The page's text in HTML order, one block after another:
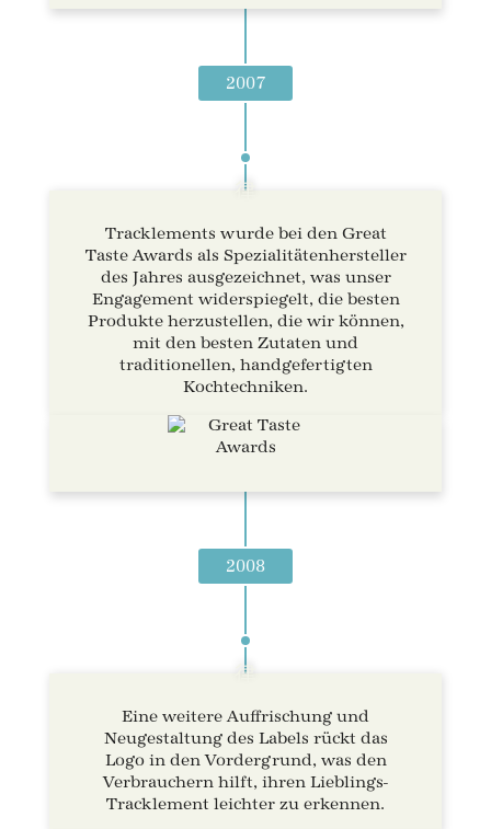
2007
Tracklements wurde bei den Great
Taste Awards als Spezialitätenhersteller
des Jahres ausgezeichnet, was unser
Engagement widerspiegelt, die besten
Produkte herzustellen, die wir können,
mit den besten Zutaten und
traditionellen, handgefertigten
Kochtechniken.
2008
Eine weitere Auffrischung und
Neugestaltung des Labels rückt das
Logo in den Vordergrund, was den
Verbrauchern hilft, ihren Lieblings-
Tracklement leichter zu erkennen.